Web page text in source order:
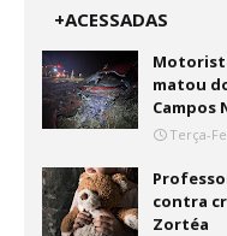
+ACESSADAS
matou
Campos
Terça-
contra
Zortéa